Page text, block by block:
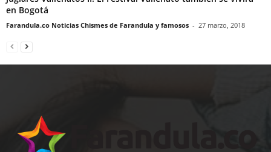
en Bogotá
Farandula.co Noticias Chismes de Farandula y famosos - 27 marzo, 2018